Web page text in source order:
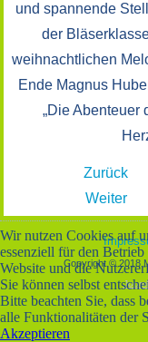
und spannende
der
weihnachtlichen
Ende Magnus
„Die Abenteuer
Zurück
Weiter
Copyright © 2018
Wir nutzen Cookies auf
essenziell für den
Website und die
Sie können selbst
Bitte beachten Sie, dass
alle Funktionalitäten der
Akzeptieren